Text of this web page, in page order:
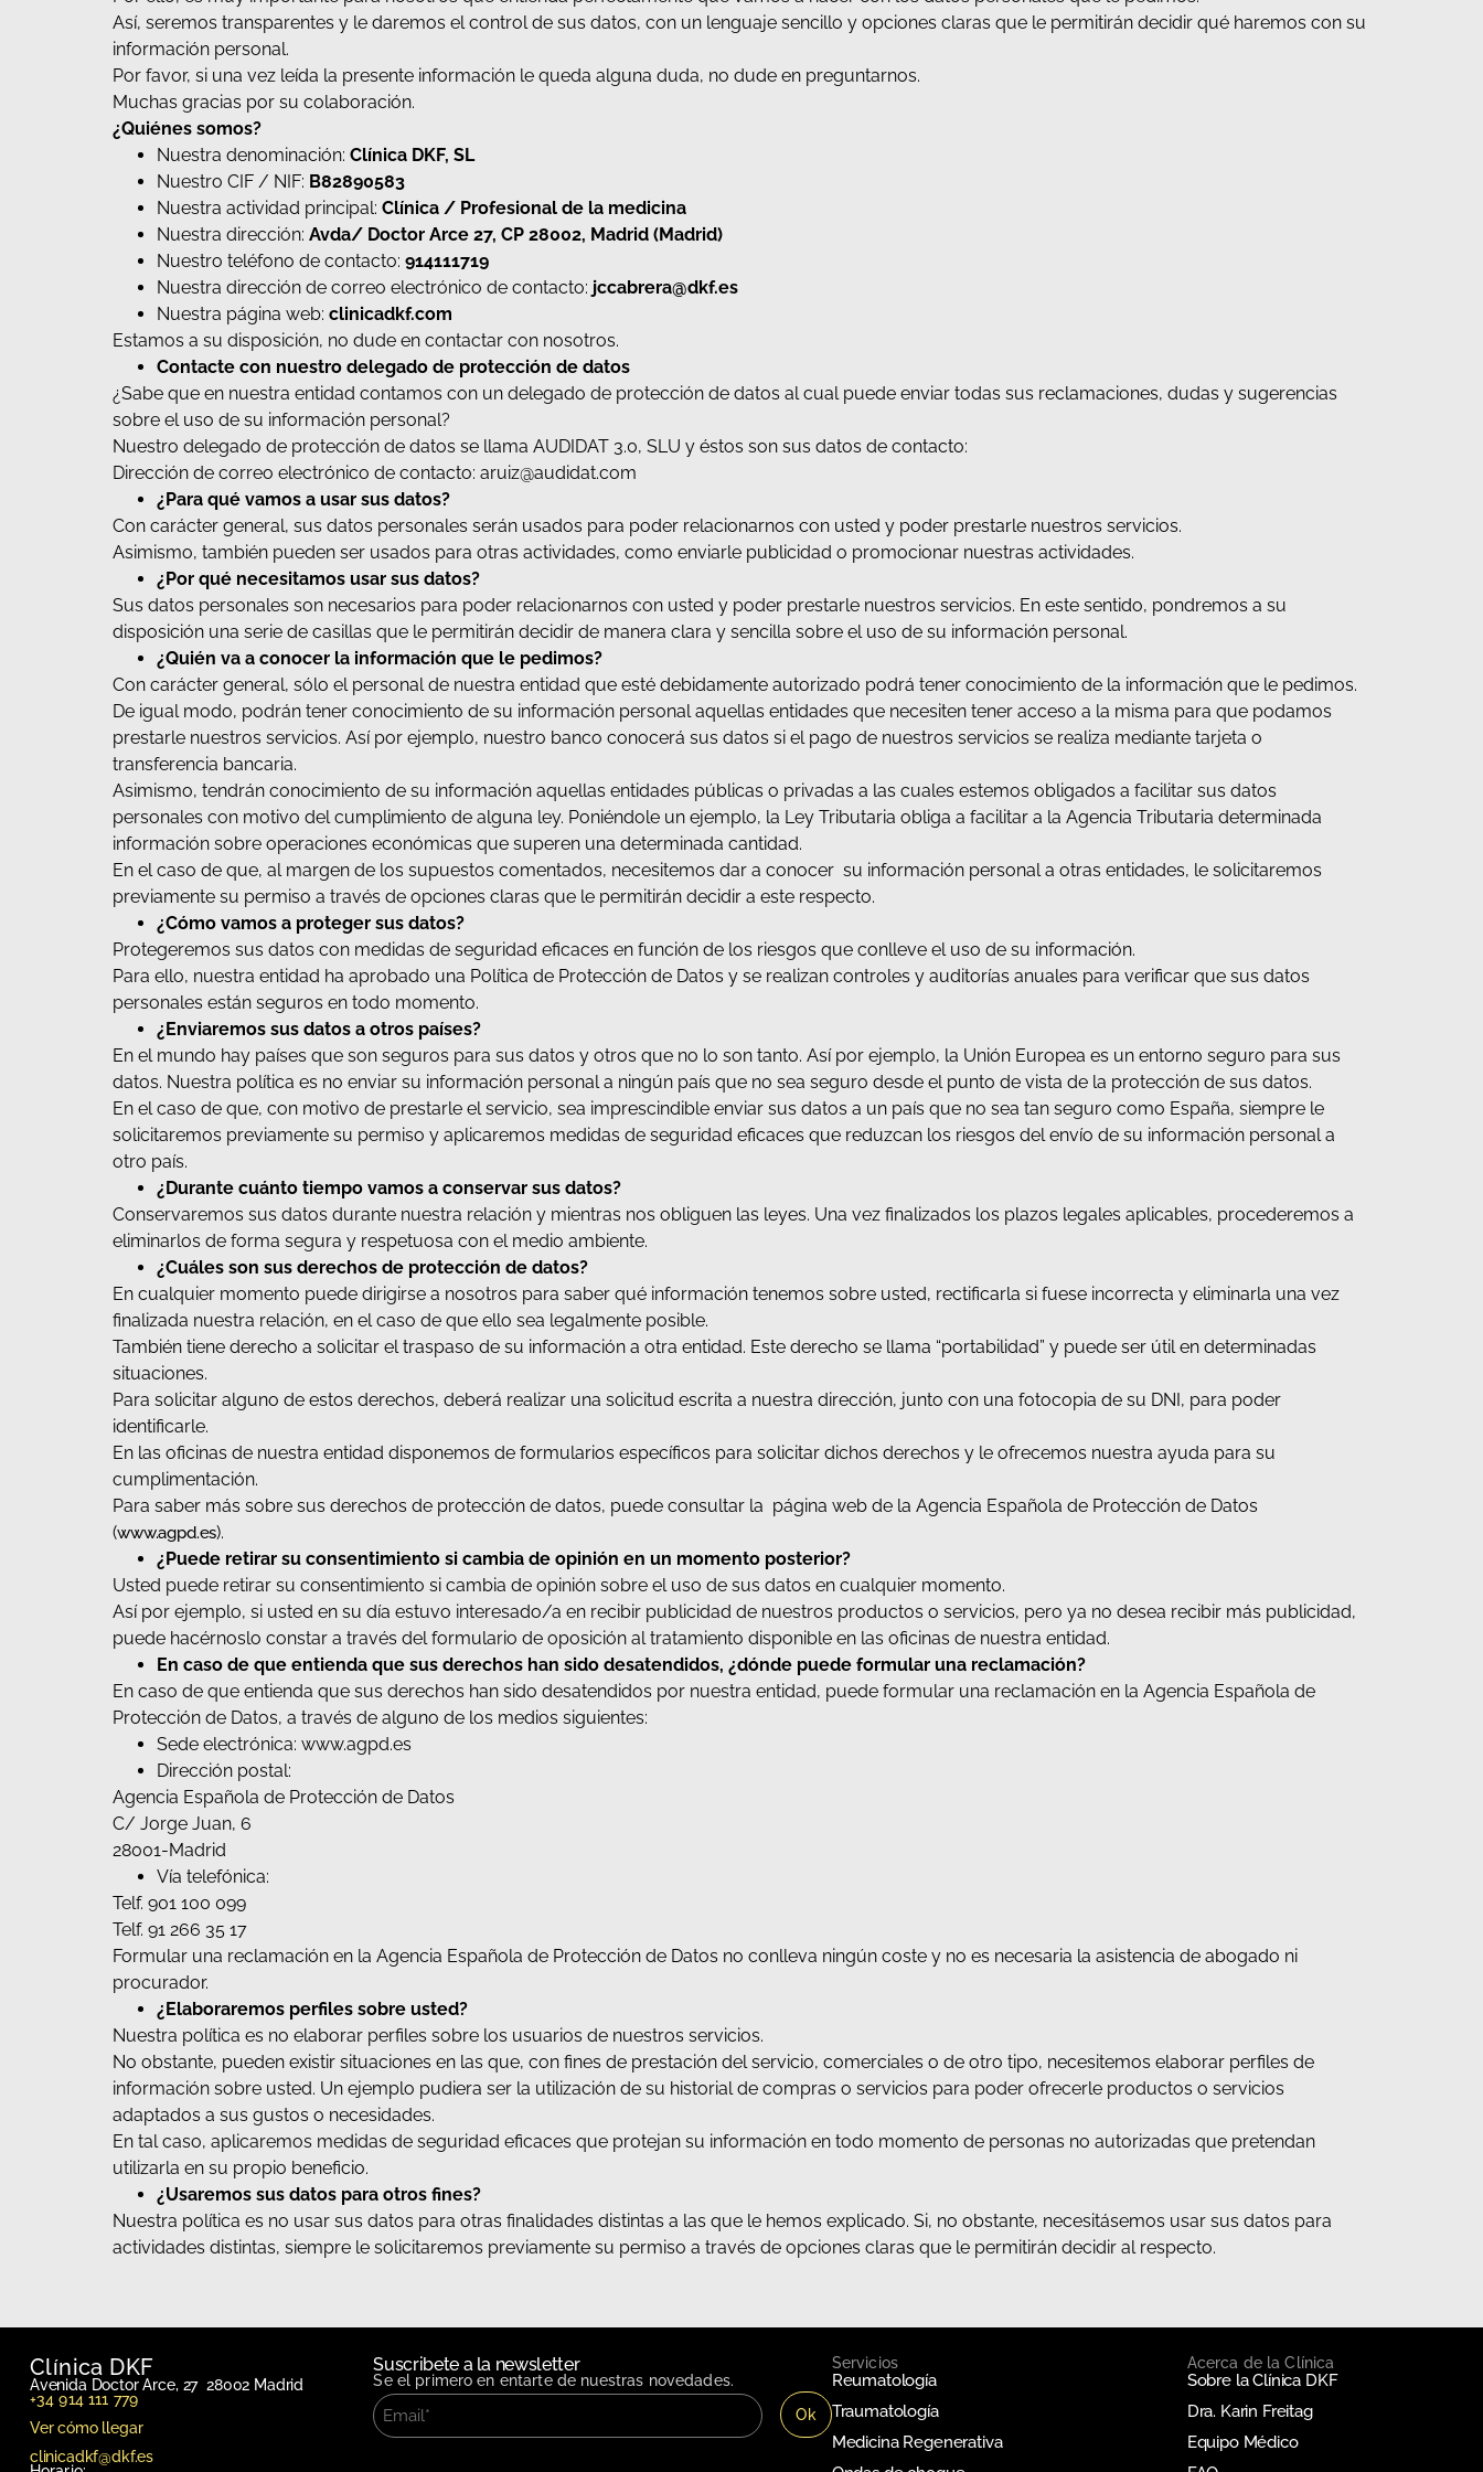
Así, seremos transparentes y le daremos el control de sus datos, con un lenguaje sencillo y opciones claras que le permitirán decidir qué haremos con su
información personal.
Por favor, si una vez leída la presente información le queda alguna duda, no dude en preguntarnos.
Muchas gracias por su colaboración.
¿Quiénes somos?
Nuestra denominación: Clínica DKF, SL
Nuestro CIF / NIF: B82890583
Nuestra actividad principal: Clínica / Profesional de la medicina
Nuestra dirección: Avda/ Doctor Arce 27, CP 28002, Madrid (Madrid)
Nuestro teléfono de contacto: 914111719
Nuestra dirección de correo electrónico de contacto: jccabrera@dkf.es
Nuestra página web: clinicadkf.com
Estamos a su disposición, no dude en contactar con nosotros.
Contacte con nuestro delegado de protección de datos
¿Sabe que en nuestra entidad contamos con un delegado de protección de datos al cual puede enviar todas sus reclamaciones, dudas y sugerencias
sobre el uso de su información personal?
Nuestro delegado de protección de datos se llama AUDIDAT 3.0, SLU y éstos son sus datos de contacto:
Dirección de correo electrónico de contacto: aruiz@audidat.com
¿Para qué vamos a usar sus datos?
Con carácter general, sus datos personales serán usados para poder relacionarnos con usted y poder prestarle nuestros servicios.
Asimismo, también pueden ser usados para otras actividades, como enviarle publicidad o promocionar nuestras actividades.
¿Por qué necesitamos usar sus datos?
Sus datos personales son necesarios para poder relacionarnos con usted y poder prestarle nuestros servicios. En este sentido, pondremos a su
disposición una serie de casillas que le permitirán decidir de manera clara y sencilla sobre el uso de su información personal.
¿Quién va a conocer la información que le pedimos?
Con carácter general, sólo el personal de nuestra entidad que esté debidamente autorizado podrá tener conocimiento de la información que le pedimos.
De igual modo, podrán tener conocimiento de su información personal aquellas entidades que necesiten tener acceso a la misma para que podamos
prestarle nuestros servicios. Así por ejemplo, nuestro banco conocerá sus datos si el pago de nuestros servicios se realiza mediante tarjeta o
transferencia bancaria.
Asimismo, tendrán conocimiento de su información aquellas entidades públicas o privadas a las cuales estemos obligados a facilitar sus datos
personales con motivo del cumplimiento de alguna ley. Poniéndole un ejemplo, la Ley Tributaria obliga a facilitar a la Agencia Tributaria determinada
información sobre operaciones económicas que superen una determinada cantidad.
En el caso de que, al margen de los supuestos comentados, necesitemos dar a conocer su información personal a otras entidades, le solicitaremos
previamente su permiso a través de opciones claras que le permitirán decidir a este respecto.
¿Cómo vamos a proteger sus datos?
Protegeremos sus datos con medidas de seguridad eficaces en función de los riesgos que conlleve el uso de su información.
Para ello, nuestra entidad ha aprobado una Política de Protección de Datos y se realizan controles y auditorías anuales para verificar que sus datos
personales están seguros en todo momento.
¿Enviaremos sus datos a otros países?
En el mundo hay países que son seguros para sus datos y otros que no lo son tanto. Así por ejemplo, la Unión Europea es un entorno seguro para sus
datos. Nuestra política es no enviar su información personal a ningún país que no sea seguro desde el punto de vista de la protección de sus datos.
En el caso de que, con motivo de prestarle el servicio, sea imprescindible enviar sus datos a un país que no sea tan seguro como España, siempre le
solicitaremos previamente su permiso y aplicaremos medidas de seguridad eficaces que reduzcan los riesgos del envío de su información personal a
otro país.
¿Durante cuánto tiempo vamos a conservar sus datos?
Conservaremos sus datos durante nuestra relación y mientras nos obliguen las leyes. Una vez finalizados los plazos legales aplicables, procederemos a
eliminarlos de forma segura y respetuosa con el medio ambiente.
¿Cuáles son sus derechos de protección de datos?
En cualquier momento puede dirigirse a nosotros para saber qué información tenemos sobre usted, rectificarla si fuese incorrecta y eliminarla una vez
finalizada nuestra relación, en el caso de que ello sea legalmente posible.
También tiene derecho a solicitar el traspaso de su información a otra entidad. Este derecho se llama “portabilidad” y puede ser útil en determinadas
situaciones.
Para solicitar alguno de estos derechos, deberá realizar una solicitud escrita a nuestra dirección, junto con una fotocopia de su DNI, para poder
identificarle.
En las oficinas de nuestra entidad disponemos de formularios específicos para solicitar dichos derechos y le ofrecemos nuestra ayuda para su
cumplimentación.
Para saber más sobre sus derechos de protección de datos, puede consultar la página web de la Agencia Española de Protección de Datos
(www.agpd.es).
¿Puede retirar su consentimiento si cambia de opinión en un momento posterior?
Usted puede retirar su consentimiento si cambia de opinión sobre el uso de sus datos en cualquier momento.
Así por ejemplo, si usted en su día estuvo interesado/a en recibir publicidad de nuestros productos o servicios, pero ya no desea recibir más publicidad,
puede hacérnoslo constar a través del formulario de oposición al tratamiento disponible en las oficinas de nuestra entidad.
En caso de que entienda que sus derechos han sido desatendidos, ¿dónde puede formular una reclamación?
En caso de que entienda que sus derechos han sido desatendidos por nuestra entidad, puede formular una reclamación en la Agencia Española de
Protección de Datos, a través de alguno de los medios siguientes:
Sede electrónica: www.agpd.es
Dirección postal:
Agencia Española de Protección de Datos
C/ Jorge Juan, 6
28001-Madrid
Vía telefónica:
Telf. 901 100 099
Telf. 91 266 35 17
Formular una reclamación en la Agencia Española de Protección de Datos no conlleva ningún coste y no es necesaria la asistencia de abogado ni
procurador.
¿Elaboraremos perfiles sobre usted?
Nuestra política es no elaborar perfiles sobre los usuarios de nuestros servicios.
No obstante, pueden existir situaciones en las que, con fines de prestación del servicio, comerciales o de otro tipo, necesitemos elaborar perfiles de
información sobre usted. Un ejemplo pudiera ser la utilización de su historial de compras o servicios para poder ofrecerle productos o servicios
adaptados a sus gustos o necesidades.
En tal caso, aplicaremos medidas de seguridad eficaces que protejan su información en todo momento de personas no autorizadas que pretendan
utilizarla en su propio beneficio.
¿Usaremos sus datos para otros fines?
Nuestra política es no usar sus datos para otras finalidades distintas a las que le hemos explicado. Si, no obstante, necesitásemos usar sus datos para
actividades distintas, siempre le solicitaremos previamente su permiso a través de opciones claras que le permitirán decidir al respecto.
Clínica DKF
Avenida Doctor Arce, 27 28002 Madrid
+34 914 111 779
Ver cómo llegar
clinicadkf@dkf.es
Suscribete a la newsletter
Se el primero en entarte de nuestras novedades.
Servicios
Reumatología
Traumatología
Medicina Regenerativa
Acerca de la Clínica
Sobre la Clínica DKF
Dra. Karin Freitag
Equipo Médico